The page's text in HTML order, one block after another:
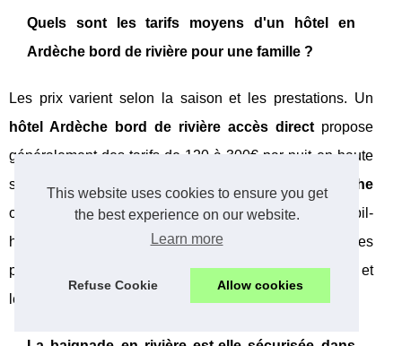
This website uses cookies to ensure you get
the best experience on our website.
Learn more
Refuse Cookie Allow cookies
Quels sont les tarifs moyens d'un hôtel en
Ardèche bord de rivière pour une famille ?
Les prix varient selon la saison et les prestations. Un
hôtel Ardèche bord de rivière accès directpropose
généralement des tarifs de 120 à 300€ par nuit en haute
saison. Les
camping 5 étoiles bord de rivière Ardèche
offrent une alternative plus économique avec des mobil-
homes à partir de 80€/nuit. Le domaine Les Ranchisses
propose des formules tout compris incluant l'accès spa et
les activités nautiques.